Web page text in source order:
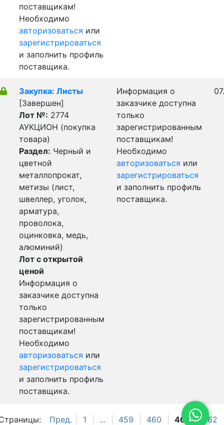
Пред. 1 ... 459 460 461 462
поставщикам!
Необходимо
авторизоваться или
зарегистрироваться
и заполнить профиль
поставщика.
Закупка: Листы
[Завершен]
Лот №: 2774
АУКЦИОН (покупка
товара)
Раздел: Черный и
цветной
металлопрокат,
метизы (лист,
швеллер, уголок,
арматура,
проволока,
оцинковка, медь,
алюминий)
Лот с открытой
ценой
Информация о
заказчике доступна
только
зарегистрированным
поставщикам!
Необходимо
авторизоваться или
зарегистрироваться
и заполнить профиль
поставщика.
Информация о
заказчике доступна
только
зарегистрированным
поставщикам!
Необходимо
авторизоваться или
зарегистрироваться
и заполнить профиль
поставщика.